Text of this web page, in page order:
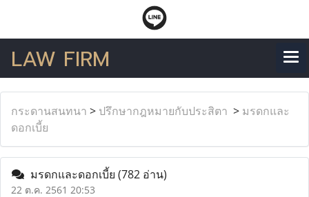
LAW FIRM
กระดานสนทนา > ปรึกษากฎหมายกับประสิตา > มรดกและ
ดอกเบี้ย
มรดกและดอกเบี้ย (782 อ่าน)
22 ต.ค. 2561 20:53